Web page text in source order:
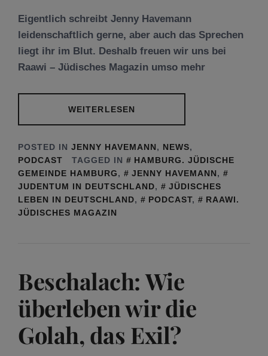
Eigentlich schreibt Jenny Havemann
leidenschaftlich gerne, aber auch das Sprechen
liegt ihr im Blut. Deshalb freuen wir uns bei
Raawi – Jüdisches Magazin umso mehr
WEITERLESEN
POSTED IN JENNY HAVEMANN, NEWS,
PODCAST
TAGGED IN
HAMBURG. JÜDISCHE
GEMEINDE HAMBURG, JENNY HAVEMANN,
JUDENTUM IN DEUTSCHLAND,
JÜDISCHES
LEBEN IN DEUTSCHLAND, PODCAST,
RAAWI.
JÜDISCHES MAGAZIN
Beschalach: Wie
überleben wir die
Golah, das Exil?